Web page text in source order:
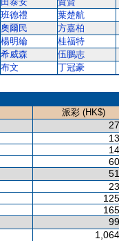
班德禮 葉楚航
奧爾民 方嘉柏
楊明綸 桂福特
希威森 伍鵬志
布文
丁冠豪
派彩 (HK$)